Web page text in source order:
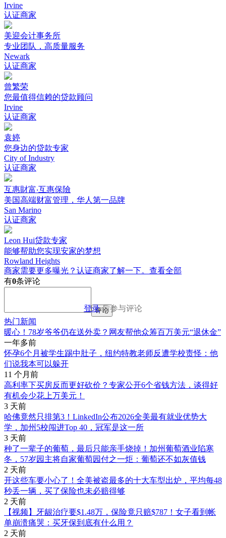
Irvine
认证商家
美迎会计事务所
专业团队，高质量服务
Newark
认证商家
曾繁荣
您最值得信赖的贷款顾问
Irvine
认证商家
袁婷
您身边的贷款专家
City of Industry
认证商家
互惠財富‧互惠保險
美国高端财富管理，华人第一品牌
San Marino
认证商家
Leon Hui贷款专家
能够帮助您实现安家的梦想
Rowland Heights
商家需要更多曝光？认证商家了解一下。 查看全部
有0条评论
登录后参与评论
评论
热门新闻
暖心！78岁爷爷仍在送外卖？网友帮他众筹百万美元“退休金”
一年多前
怀孕6个月被学生踢中肚子，纽约特教老师反遭学校责怪：他
们说我本可以躲开
11 个月前
高利率下买房反而更好砍价？专家公开6个省钱方法，谈得好
有机会少花上万美元！
3 天前
哈佛竟然只排第3！LinkedIn公布2026全美最有就业优势大
学，加州5校闯进Top 40，冠军是这一所
3 天前
种了一辈子的葡萄，最后只能亲手烧掉！加州葡萄酒业陷寒
冬，57岁园主将自家葡萄园付之一炬：葡萄还不如灰值钱
2 天前
开这些车要小心了！全美被盗最多的十大车型出炉，平均每48
秒丢一辆，买了保险也未必赔得够
2 天前
【视频】牙龈治疗要$1.48万，保险竟只赔$787！女子看到帐
单崩溃痛哭：买牙保到底有什么用？
2 天前